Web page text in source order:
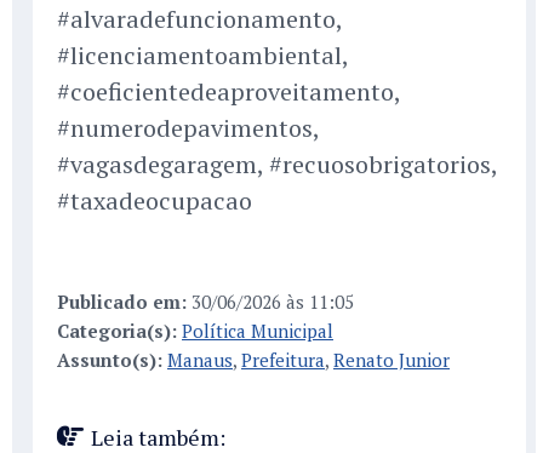
#alvaradefuncionamento,
#licenciamentoambiental,
#coeficientedeaproveitamento,
#numerodepavimentos,
#vagasdegaragem, #recuosobrigatorios,
#taxadeocupacao
Publicado em: 30/06/2026 às 11:05
Categoria(s): Política Municipal
Assunto(s): Manaus, Prefeitura, Renato Junior
Leia também: